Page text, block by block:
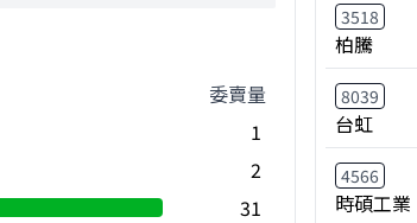
委賣量
1
2
31
3518
柏騰
8039
台虹
4566
時碩工業